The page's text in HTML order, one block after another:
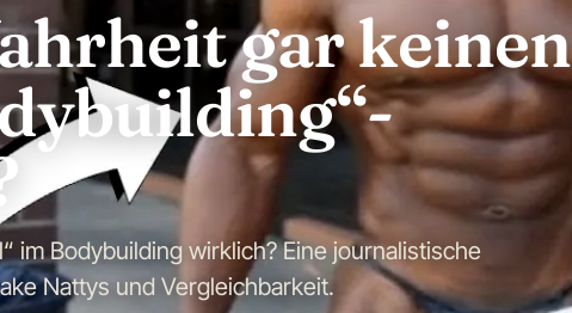
gar keinen
im Bodybuilding wirklich? Eine journalistische
Nattys und Vergleichbarkeit.